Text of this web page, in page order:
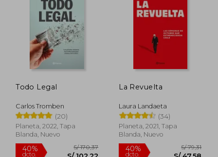
55%
dcto.
55%
dcto.
Todo Legal
Carlos Tromben
(20)
Planeta, 2022, Tapa
Blanda, Nuevo
La Revuelta
Laura Landaeta
(34)
Planeta, 2021, Tapa
Blanda, Nuevo